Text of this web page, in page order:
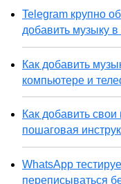
Telegram крупно
добавить музыку
Как добавить
компьютере и
Как добавить
пошаговая
WhatsApp
переписываться